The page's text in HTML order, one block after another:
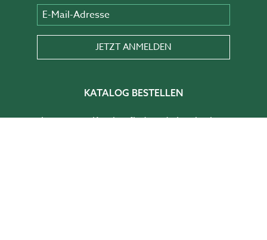
E-Mail-Adresse
JETZT ANMELDEN
KATALOG BESTELLEN
In unserem Katalog findest du Inspiration,